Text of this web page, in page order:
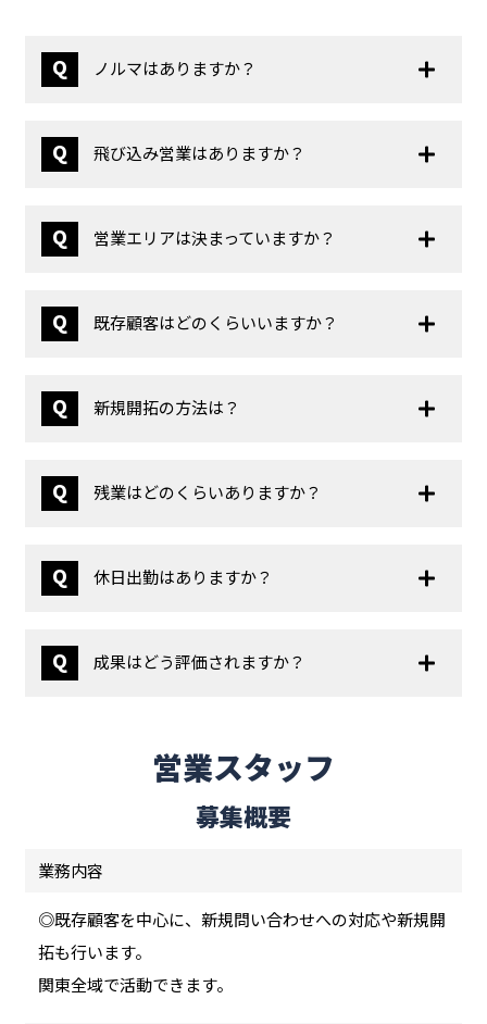
Q ノルマはありますか？
Q 飛び込み営業はありますか？
Q 営業エリアは決まっていますか？
Q 既存顧客はどのくらいいますか？
Q 新規開拓の方法は？
Q 残業はどのくらいありますか？
Q 休日出勤はありますか？
Q 成果はどう評価されますか？
営業スタッフ
募集概要
業務内容
◎既存顧客を中心に、新規問い合わせへの対応や新規開
拓も行います。
関東全域で活動できます。